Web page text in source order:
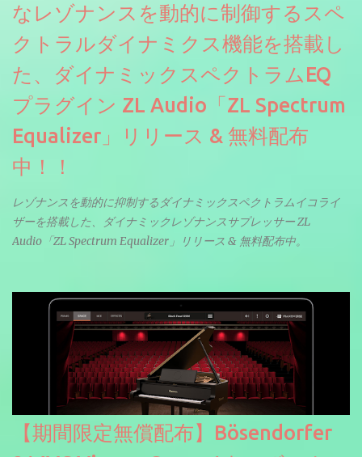
なレゾナンスを動的に制御するスペ
クトラルダイナミクス機能を搭載し
た、ダイナミックスペクトラムEQ
プラグイン ZL Audio「ZL Spectrum
Equalizer」リリース & 無料配布
中！！
レゾナンスを動的に抑制するダイナミックスペクトラムイコライ
ザーを搭載した、ダイナミックレゾナンスサプレッサー ZL
Audio「ZL Spectrum Equalizer」リリース & 無料配布中。
【期間限定無償配布】Bösendorfer